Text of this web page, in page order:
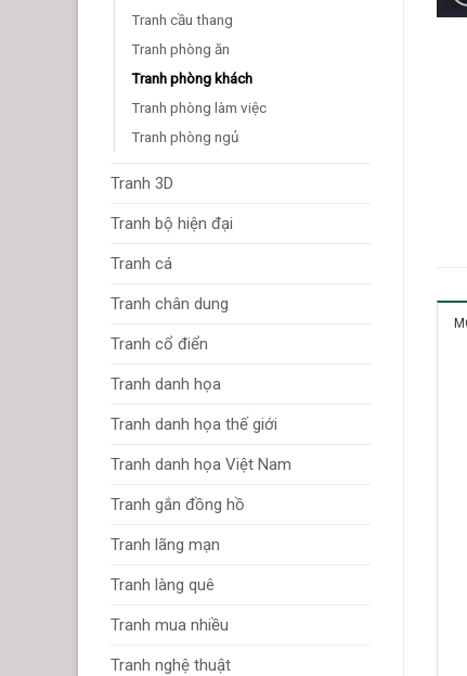
Tranh cầu thang
Tranh phòng ăn
Tranh phòng khách
Tranh phòng làm việc
Tranh phòng ngủ
Tranh 3D
Tranh bộ hiện đại
Tranh cá
Tranh chân dung
Tranh cổ điển
Tranh danh họa
Tranh danh họa thế giới
Tranh danh họa Việt Nam
Tranh gắn đồng hồ
Tranh lãng mạn
Tranh làng quê
Tranh mua nhiều
Tranh nghệ thuật